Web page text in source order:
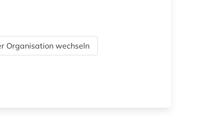
Organisation wechseln